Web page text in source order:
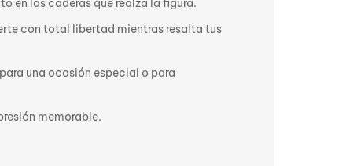
en las caderas que realza la figura.
con total libertad mientras resalta tus
una ocasión especial o para
memorable.